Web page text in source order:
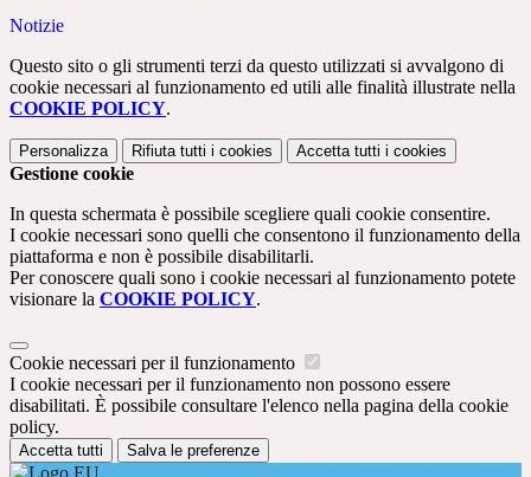
Notizie
Questo sito o gli strumenti terzi da questo utilizzati si avvalgono di
cookie necessari al funzionamento ed utili alle finalità illustrate nella
COOKIE POLICY.
Personalizza Rifiuta tutti i cookies Accetta tutti i cookies
Gestione cookie
In questa schermata è possibile scegliere quali cookie consentire.
I cookie necessari sono quelli che consentono il funzionamento della
piattaforma e non è possibile disabilitarli.
Per conoscere quali sono i cookie necessari al funzionamento potete
visionare la COOKIE POLICY.
Cookie necessari per il funzionamento
I cookie necessari per il funzionamento non possono essere
disabilitati. È possibile consultare l'elenco nella pagina della cookie
policy.
Accetta tutti Salva le preferenze